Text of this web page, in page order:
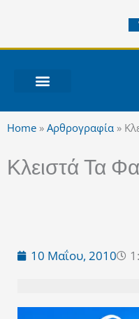
περιεχόμενο
Home » Αρθρογραφία »
Κλειστά Τα
10 Μαΐου, 2010